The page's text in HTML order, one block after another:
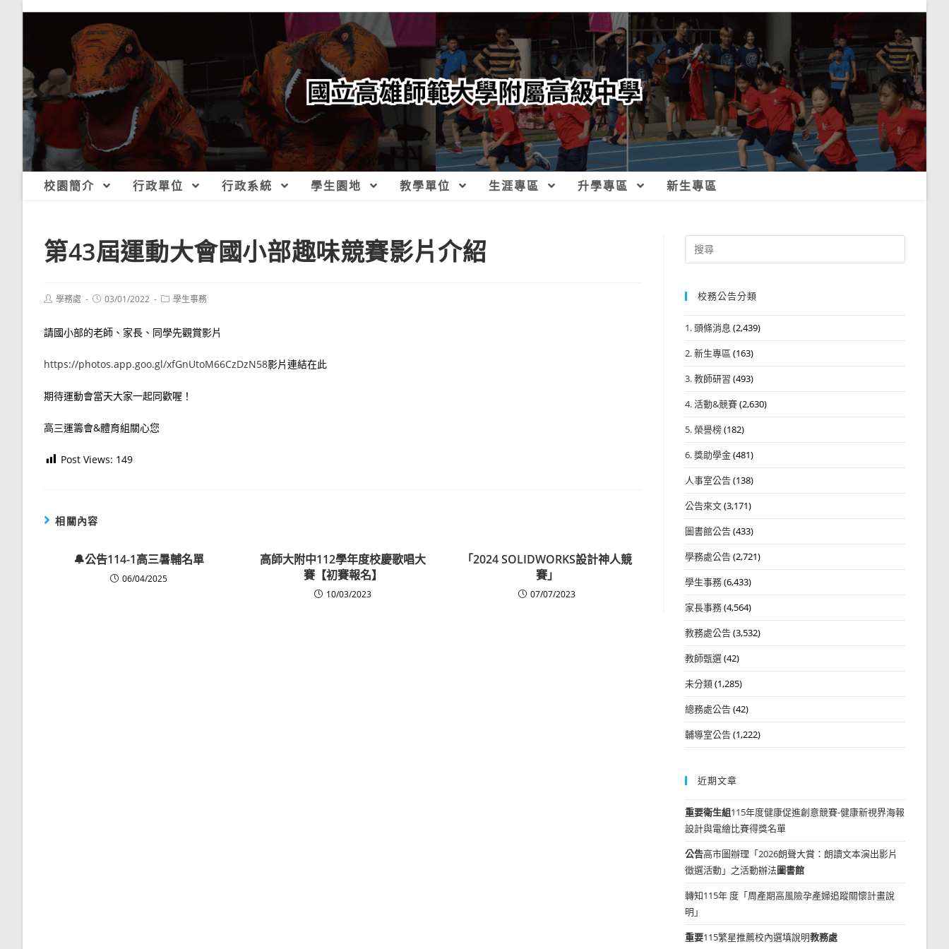
校園簡介 行政單位 行政系統 學生園地 教學單位 生涯專區 升學專區 新生專區
第43屆運動大會國小部趣味競賽影片介紹
Post學務處
Post03/01/2022
Post學生事務
請國小部的老師、家長、同學先觀賞影片
https://photos.app.goo.gl/xfGnUtoM66CzDzN58影片連結在此
期待運動會當天大家一起同歡喔！
高三運籌會&體育組關心您
Post Views: 149
相關內容
🔔公告114-1高三暑輔名單
06/04/2025
高師大附中112學年度校慶歌唱大
賽【初賽報名】
10/03/2023
「2024 SOLIDWORKS設計神人競
賽」
07/07/2023
Search
for:
校務公告分類
1. 頭條消息 (2,439)
2. 新生專區 (163)
3. 教師研習 (493)
4. 活動&競賽(2,630)
5. 榮譽榜(182)
6. 獎助學金(481)
人事室公告(138)
公告來文(3,171)
圖書館公告(433)
學務處公告(2,721)
學生事務(6,433)
家長事務(4,564)
教務處公告(3,532)
教師甄選(42)
未分類(1,285)
總務處公告(42)
輔導室公告(1,222)
近期文章
重要衛生組115年度健康促進創意競賽-健康新視界海報
設計與電繪比賽得獎名單
公告高市圖辦理「2026朗聲大賞：朗讀文本演出影片
徵選活動」之活動辦法圖書館
轉知115年 度「周產期高風險孕產婦追蹤關懷計畫說
明」
重要115繁星推薦校內選填說明教務處